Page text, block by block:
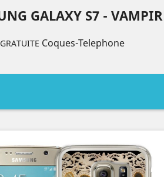
GALAXY S7 -
Coques-Telephone